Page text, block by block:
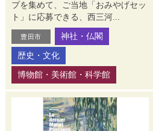
プを集めて、ご当地「おみやげセッ
ト」に応募できる、西三河...
豊田市
神社・仏閣
歴史・文化
博物館・美術館・科学館